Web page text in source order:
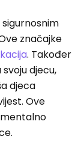
značajke
. Također
djecu,
djeca
Ove